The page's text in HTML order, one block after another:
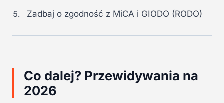
Zadbaj o zgodność z MiCA i GIODO (RODO)
Co dalej? Przewidywania na
2026